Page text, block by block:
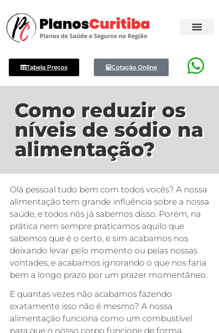
Tabela Preços Cotação Online
Como reduzir os
níveis de sódio na
alimentação?
Olá pessoal tudo bem com todos vocês? A nossa
alimentação tem grande influência sobre a nossa
saúde, e todos nós já sabemos disso. Porém, na
prática nem sempre praticamos aquilo que
sabemos que é o certo, e sim acabamos nos
deixando levar pelo momento ou pelas nossas
vontades, e acabamos ignorando o que nos faria
bem a longo prazo por um prazer momentâneo.
E quantas vezes não acabamos fazendo
exatamente isso não é mesmo? A nossa
alimentação funciona como um combustível
para que o nosso corpo funcione de forma